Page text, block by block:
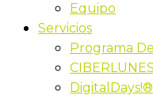
Equipo
Servicios
Programa
DigitalDays!®